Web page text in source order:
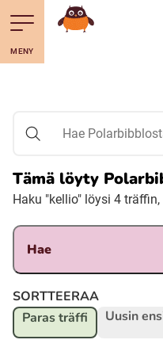
Till navigering av sidans
Till övergripande innehåll
Julevsámegiella
Davvisámegiella
MENY
Mene starttisivule
Hae Polarbibblosta
Tämä löyty
Haku "kellio" löysi 4
Hae
SORTTEERAA
Paras träffi
Uusin